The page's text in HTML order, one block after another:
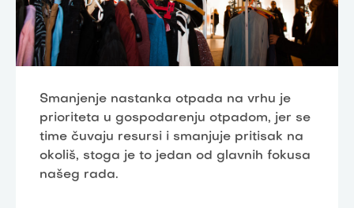
Smanjenje nastanka otpada na vrhu je
prioriteta u gospodarenju otpadom, jer se
time čuvaju resursi i smanjuje pritisak na
okoliš, stoga je to jedan od glavnih fokusa
našeg rada.